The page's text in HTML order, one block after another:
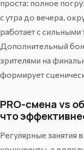
проста: полное
с утра до вечера,
работает с
Дополнительный
зрителями на
формирует
PRO-смена vs
что
Регулярные занятия